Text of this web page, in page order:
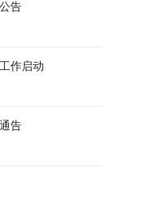
告
作启动
告